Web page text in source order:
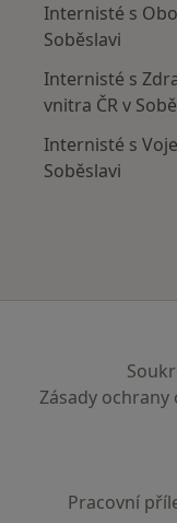
Internisté s
Soběslavi
Internisté s
vnitra ČR v
Internisté s
Soběslavi
Zásady
Pracovní